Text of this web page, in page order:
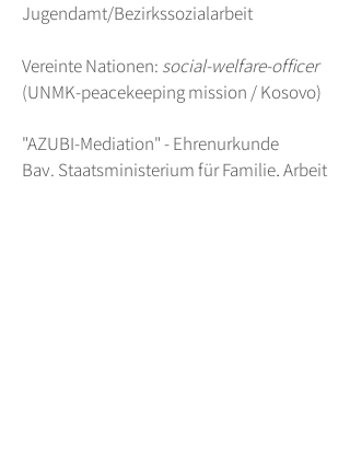
Jugendamt/Bezirkssozialarbeit
Vereinte Nationen: social-welfare-officer
(UNMK-peacekeeping mission / Kosovo)
"AZUBI-Mediation"- Ehrenurkunde
Bay. Staatsministerium für Familie, Arbeit